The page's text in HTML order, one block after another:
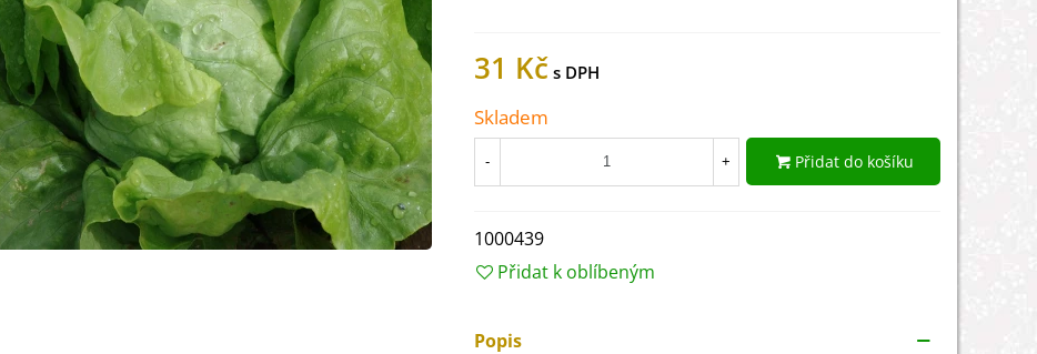
31 Kč
Skladem
- + Přidat do košíku
1000439
Přidat k oblíbeným
Popis